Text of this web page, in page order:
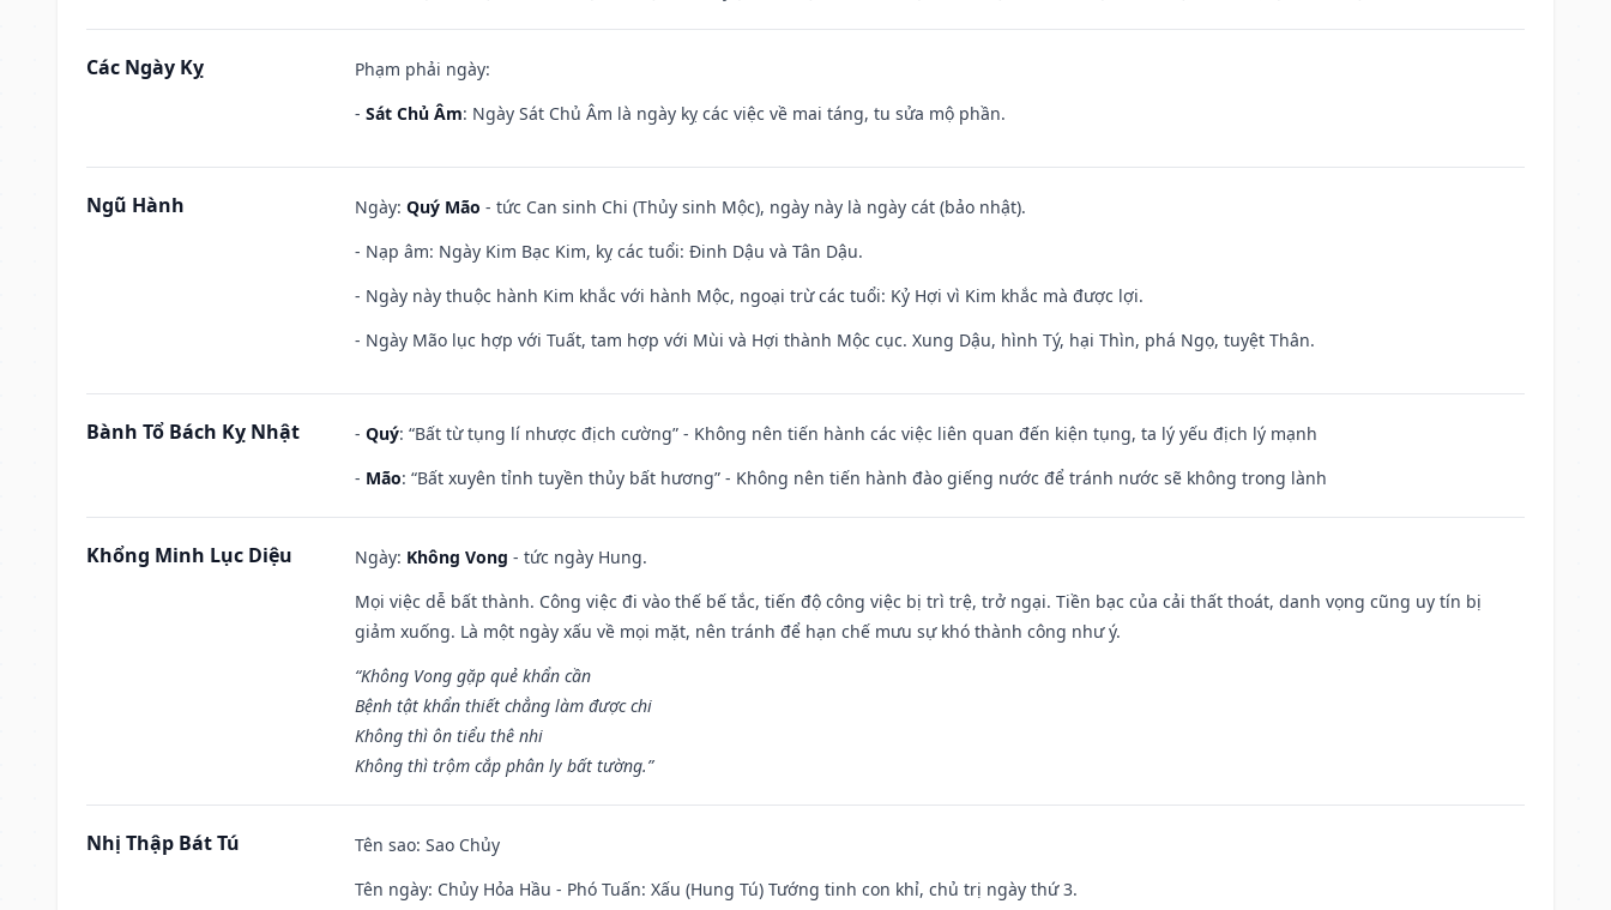
Các Ngày Kỵ
Phạm phải ngày:
- Sát Chủ Âm: Ngày Sát Chủ Âm là ngày kỵ các việc về mai táng, tu sửa mộ phần.
Ngũ Hành Ngày: Quý Mão - tức Can sinh Chi (Thủy sinh Mộc), ngày này là ngày cát (bảo nhật).
- Nạp âm: Ngày Kim Bạc Kim, kỵ các tuổi: Đinh Dậu và Tân Dậu.
- Ngày này thuộc hành Kim khắc với hành Mộc, ngoại trừ các tuổi: Kỷ Hợi vì Kim khắc mà được lợi.
- Ngày Mão lục hợp với Tuất, tam hợp với Mùi và Hợi thành Mộc cục. Xung Dậu, hình Tý, hại Thìn, phá Ngọ, tuyệt Thân.
Bành Tổ Bách Kỵ Nhật - Quý: “Bất từ tụng lí nhược địch cường” - Không nên tiến hành các việc liên quan đến kiện tụng, ta lý yếu địch lý mạnh
- Mão: “Bất xuyên tỉnh tuyền thủy bất hương” - Không nên tiến hành đào giếng nước để tránh nước sẽ không trong lành
Khổng Minh Lục Diệu Ngày: Không Vong - tức ngày Hung.
Mọi việc dễ bất thành. Công việc đi vào thế bế tắc, tiến độ công việc bị trì trệ, trở ngại. Tiền bạc của cải thất thoát, danh vọng cũng uy tín bị
giảm xuống. Là một ngày xấu về mọi mặt, nên tránh để hạn chế mưu sự khó thành công như ý.
“Không Vong gặp quẻ khẩn cần
Bệnh tật khẩn thiết chẳng làm được chi
Không thì ôn tiểu thê nhi
Không thì trộm cắp phân ly bất tường.”
Nhị Thập Bát Tú Tên sao: Sao Chủy
Tên ngày: Chủy Hỏa Hầu - Phó Tuấn: Xấu (Hung Tú) Tướng tinh con khỉ, chủ trị ngày thứ 3.